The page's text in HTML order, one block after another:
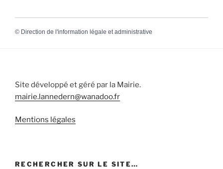
© Direction de l'information légale et administrative
Site développé et géré par la Mairie.
mairie.lannedern@wanadoo.fr
Mentions légales
RECHERCHER SUR LE SITE…